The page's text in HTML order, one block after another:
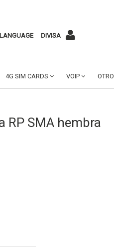
LANGUAGE DIVISA
4G SIM CARDS VOIP
RP SMA hembra